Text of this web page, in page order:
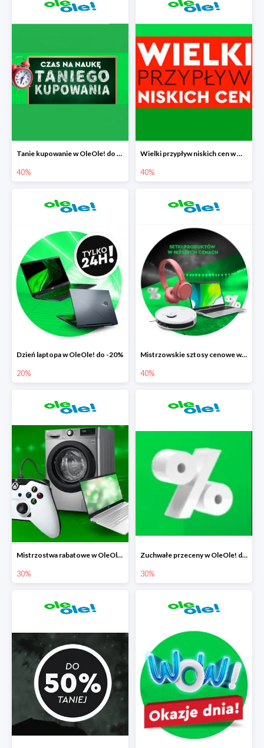
Tanie kupowanie w OleOle! do -40%
40%
Wielki przypływ niskich cen w OleOle! do -40%
40%
Dzień laptopa w OleOle! do -20%
20%
Mistrzowskie sztosy cenowe w OleOle! do -40%
40%
Mistrzostwa rabatowe w OleOle! do -30%
30%
Zuchwałe przeceny w OleOle! do -30%
30%